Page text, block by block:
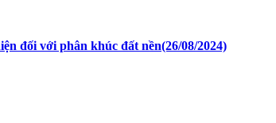
đối với phân khúc đất nền(26/08/2024)